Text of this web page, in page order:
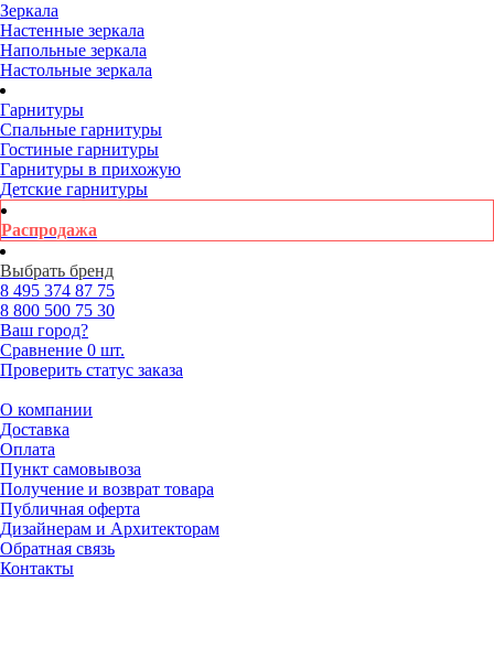
Зеркала
Настенные зеркала
Напольные зеркала
Настольные зеркала
Гарнитуры
Спальные гарнитуры
Гостиные гарнитуры
Гарнитуры в прихожую
Детские гарнитуры
Распродажа
Выбрать бренд
8 495 374 87 75
8 800 500 75 30
Ваш город?
Сравнение 0 шт.
Проверить статус заказа
О компании
Доставка
Оплата
Пункт самовывоза
Получение и возврат товара
Публичная оферта
Дизайнерам и Архитекторам
Обратная связь
Контакты